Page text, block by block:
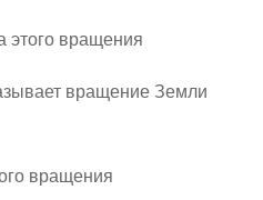
этого вращения
вращение Земли
вращения